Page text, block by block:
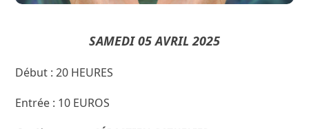
SAMEDI 05 AVRIL 2025
Début : 20 HEURES
Entrée : 10 EUROS